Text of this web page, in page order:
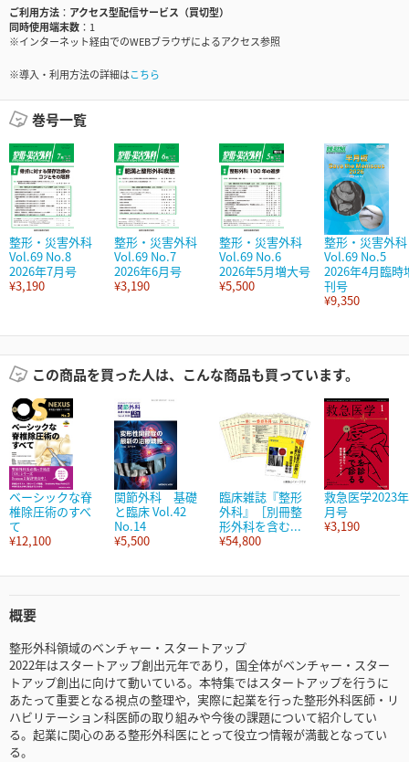
ご利用方法
アクセス型配信サービス（買切型）
同時使用端末数
1
※インターネット経由でのWEBブラウザによるアクセス参照
※導入・利用方法の詳細はこちら
巻号一覧
整形・災害外科
Vol.69 No.8
2026年7月号
¥3,190
整形・災害外科
Vol.69 No.7
2026年6月号
¥3,190
整形・災害外科
Vol.69 No.6
2026年5月増大号
¥5,500
整形・災害外科
Vol.69 No.5
2026年4月臨時
刊号
¥9,350
この商品を買った人は、こんな商品も買っています。
ベーシックな脊
椎除圧術のすべ
て
¥12,100
関節外科 基礎
と臨床 Vol.42
No.14
¥5,500
臨床雑誌『整形
外科』［別冊整
形外科を含む...
¥54,800
救急医学2023
月号
¥3,190
概要
整形外科領域のベンチャー・スタートアップ
2022年はスタートアップ創出元年であり，国全体がベンチャー・スター
トアップ創出に向けて動いている。本特集ではスタートアップを行うに
あたって重要となる視点の整理や，実際に起業を行った整形外科医師・リ
ハビリテーション科医師の取り組みや今後の課題について紹介してい
る。起業に関心のある整形外科医にとって役立つ情報が満載となってい
る。